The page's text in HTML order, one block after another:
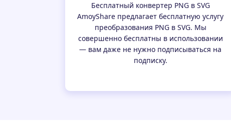
Бесплатный конвертер PNG в SVG
AmoyShare предлагает бесплатную услугу
преобразования PNG в SVG. Мы
совершенно бесплатны в использовании
— вам даже не нужно подписываться на
подписку.